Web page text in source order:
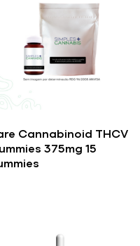
Cannabinoid THCV
375mg 15